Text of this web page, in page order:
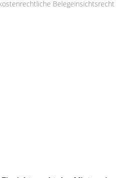
Belegeinsichtsrecht